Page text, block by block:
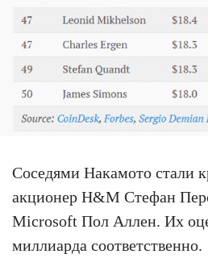
Соседями Накамото стали
акционер H&M Стефан
Microsoft Пол Аллен. Их
миллиарда соответственно.